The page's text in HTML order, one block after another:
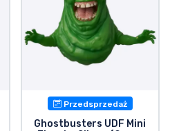
Przedsprzedaż
Ghostbusters UDF Mini